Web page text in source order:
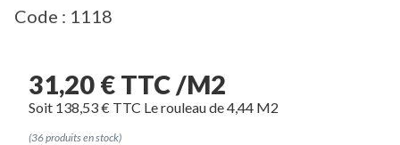
Code : 1118
31,20 € TTC /M2
Soit 138,53 € TTC Le rouleau de 4,44 M2
(36 produits en stock)